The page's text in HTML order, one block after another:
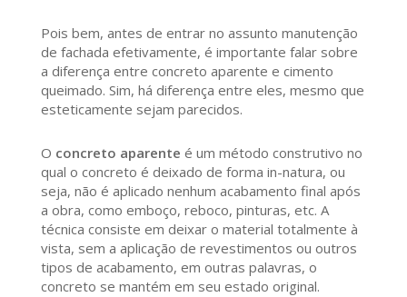
Pois bem, antes de entrar no assunto manutenção
de fachada efetivamente, é importante falar sobre
a diferença entre concreto aparente e cimento
queimado. Sim, há diferença entre eles, mesmo que
esteticamente sejam parecidos.
O concreto aparente é um método construtivo no
qual o concreto é deixado de forma in-natura, ou
seja, não é aplicado nenhum acabamento final após
a obra, como emboço, reboco, pinturas, etc. A
técnica consiste em deixar o material totalmente à
vista, sem a aplicação de revestimentos ou outros
tipos de acabamento, em outras palavras, o
concreto se mantém em seu estado original.